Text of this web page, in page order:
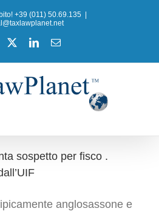
+39 (011) 50.69.135
Facebook LinkedInEmail
sospetto per fisco .
anglosassone e